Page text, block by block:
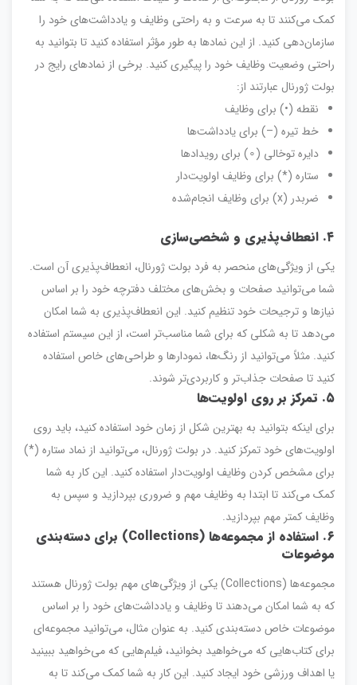
کمک می‌کنند تا به سرعت و به راحتی وظایف و یادداشت‌های خود را
سازمان‌دهی کنید. از این نمادها به طور مؤثر استفاده کنید تا بتوانید به
راحتی وضعیت وظایف خود را پیگیری کنید. برخی از نمادهای رایج در
بولت ژورنال عبارتند از:
نقطه (•) برای وظایف
خط تیره (–) برای یادداشت‌ها
دایره توخالی (∘) برای رویدادها
ستاره (*) برای وظایف اولویت‌دار
ضربدر (x) برای وظایف انجام‌شده
۴. انعطاف‌پذیری و شخصی‌سازی
یکی از ویژگی‌های منحصر به فرد بولت ژورنال، انعطاف‌پذیری آن است.
شما می‌توانید صفحات و بخش‌های مختلف دفترچه خود را بر اساس
نیازها و ترجیحات خود تنظیم کنید. این انعطاف‌پذیری به شما امکان
می‌دهد تا به شکلی که برای شما مناسب‌تر است، از این سیستم استفاده
کنید. مثلاً می‌توانید از رنگ‌ها، نمودارها و طراحی‌های خاص استفاده
کنید تا صفحات جذاب‌تر و کاربردی‌تر شوند.
۵. تمرکز بر روی اولویت‌ها
برای اینکه بتوانید به بهترین شکل از زمان خود استفاده کنید، باید روی
اولویت‌های خود تمرکز کنید. در بولت ژورنال، می‌توانید از نماد ستاره (*)
برای مشخص کردن وظایف اولویت‌دار استفاده کنید. این کار به شما
کمک می‌کند تا ابتدا به وظایف مهم و ضروری بپردازید و سپس به
وظایف کمتر مهم بپردازید.
۶. استفاده از مجموعه‌ها(Collections)
برای دسته‌بندی
موضوعات
مجموعه‌ها (Collections) یکی از ویژگی‌های مهم بولت ژورنال هستند
که به شما امکان می‌دهند تا وظایف و یادداشت‌های خود را بر اساس
موضوعات خاص دسته‌بندی کنید. به عنوان مثال، می‌توانید مجموعه‌ای
برای کتاب‌هایی که می‌خواهید بخوانید، فیلم‌هایی که می‌خواهید ببینید
یا اهداف ورزشی خود ایجاد کنید. این کار به شما کمک می‌کند تا به